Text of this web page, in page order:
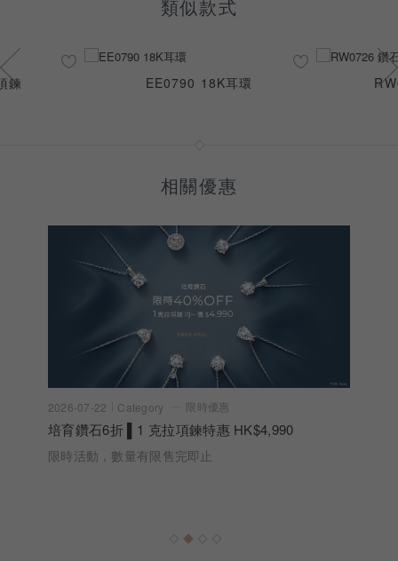
類似款式
鍊 EE0790 18K耳環
相關優惠
2026-07-22 Category 限時優惠
培育鑽石6折 ▌1 克拉項鍊特惠 HK$4,990
限時活動，數量有限售完即止